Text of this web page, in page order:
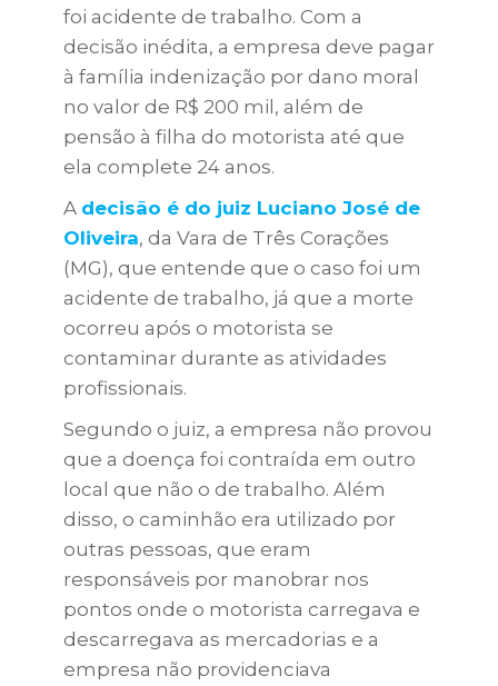
foi acidente de trabalho. Com a
decisão inédita, a empresa deve pagar
à família indenização por dano moral
no valor de R$ 200 mil, além de
pensão à filha do motorista até que
ela complete 24 anos.
A decisão é do juiz Luciano José de
Oliveira, da Vara de Três Corações
(MG), que entende que o caso foi um
acidente de trabalho, já que a morte
ocorreu após o motorista se
contaminar durante as atividades
profissionais.
Segundo o juiz, a empresa não provou
que a doença foi contraída em outro
local que não o de trabalho. Além
disso, o caminhão era utilizado por
outras pessoas, que eram
responsáveis por manobrar nos
pontos onde o motorista carregava e
descarregava as mercadorias e a
empresa não providenciava